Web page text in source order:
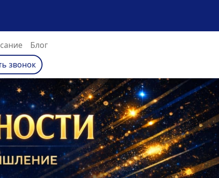
Блог(текущий)
звонок